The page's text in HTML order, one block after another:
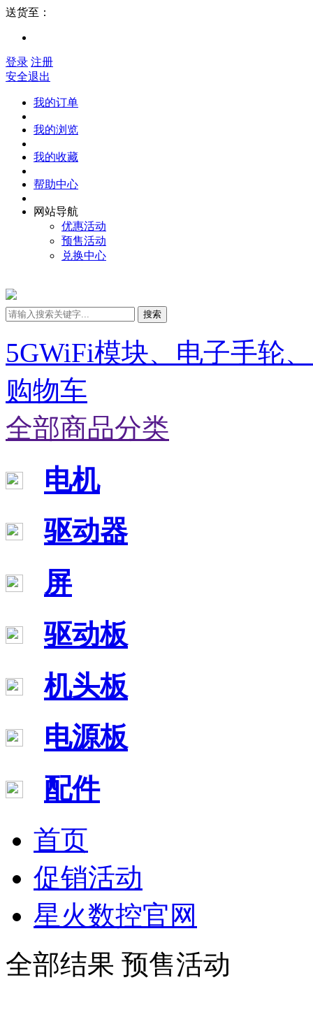
送货至：
登录 注册
安全退出
我的订单
我的浏览
我的收藏
帮助中心
网站导航
优惠活动
预售活动
兑换中心
搜索
5GWiFi模块、电子手轮
购物车
全部商品分类
电机
驱动器
屏
驱动板
机头板
电源板
配件
首页
促销活动
星火数控官网
全部结果 预售活动